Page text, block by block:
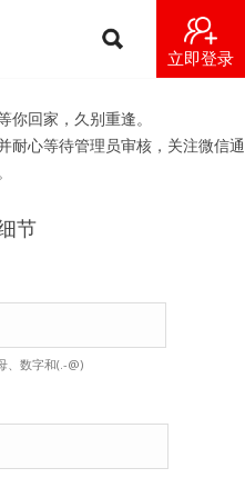
立即登录
你回家，久别重逢。
耐心等待管理员审核，关注微信通
节
、数字和(.-@)